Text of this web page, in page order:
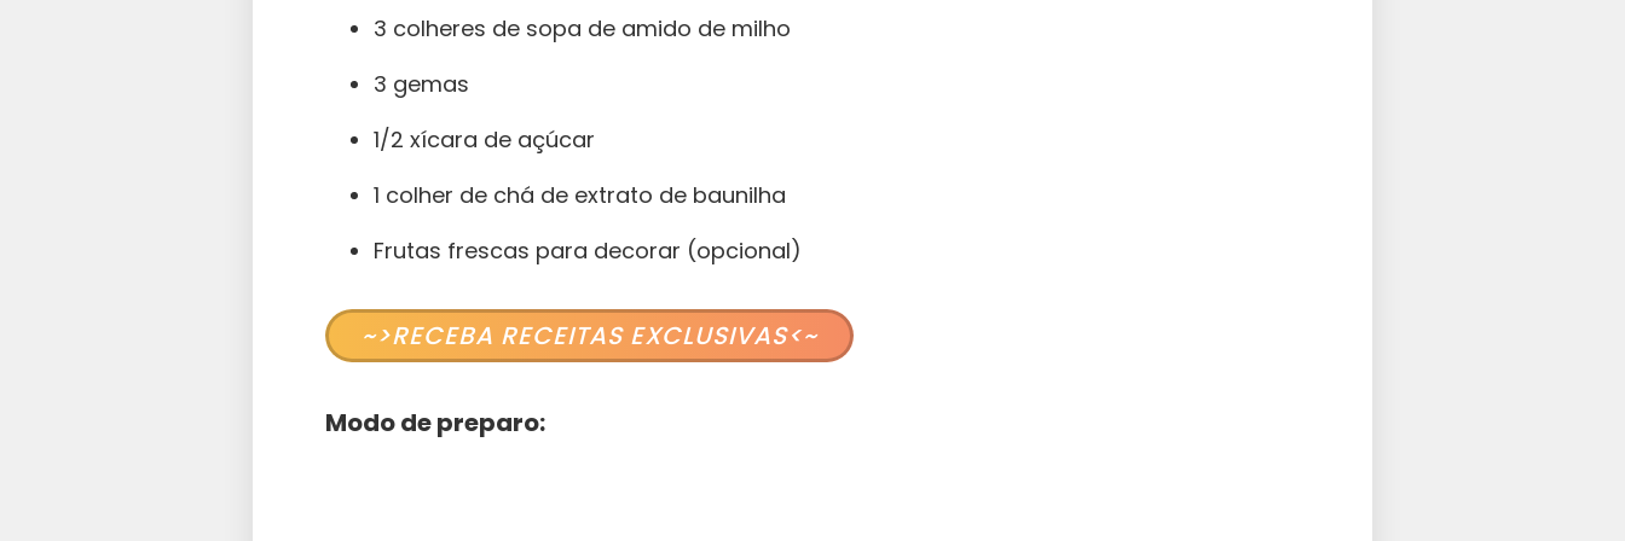
3 colheres de sopa de amido de milho
3 gemas
1/2 xícara de açúcar
1 colher de chá de extrato de baunilha
Frutas frescas para decorar (opcional)
~>RECEBA RECEITAS EXCLUSIVAS<~
Modo de preparo: